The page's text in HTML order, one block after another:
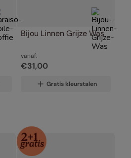
Bijou Linnen Grijze Was
vanaf:
€31,00
Gratis kleurstalen